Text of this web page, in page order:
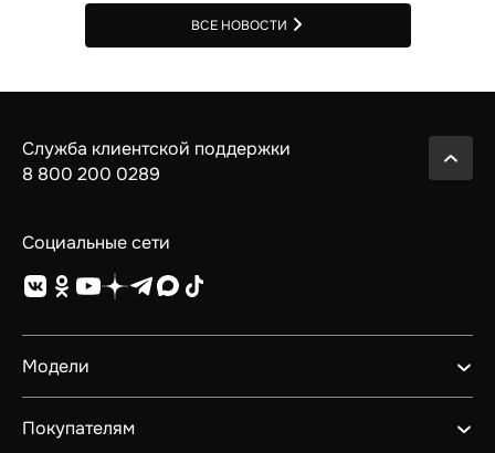
ВСЕ НОВОСТИ
Служба клиентской поддержки
8 800 200 0289
Социальные сети
Модели
GEELY EX5 ГИБРИД
Покупателям